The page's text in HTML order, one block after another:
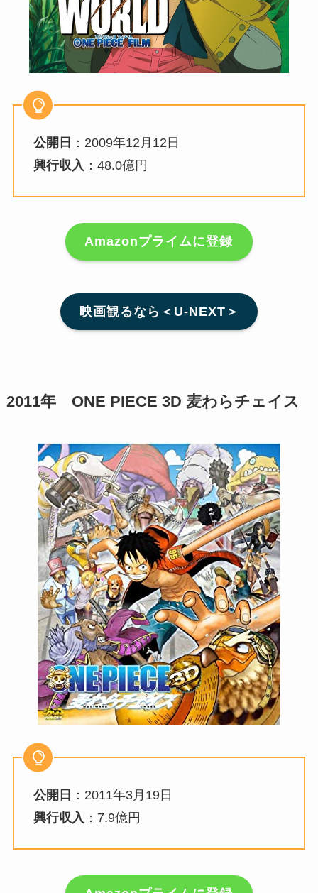
公開日 ：2009年12月12日
興行収入 ：48.0億円
Amazonプライムに登録
映画観るなら＜U-NEXT＞
2011年 ONE PIECE 3D 麦わらチェイス
公開日 ：2011年3月19日
興行収入 ：7.9億円